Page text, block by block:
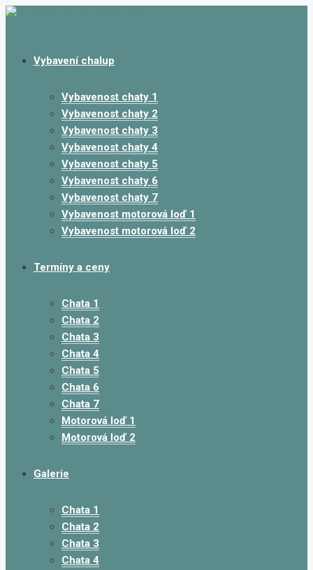
Vybavení chalup
Vybavenost chaty 1
Vybavenost chaty 2
Vybavenost chaty 3
Vybavenost chaty 4
Vybavenost chaty 5
Vybavenost chaty 6
Vybavenost chaty 7
Vybavenost motorová loď 1
Vybavenost motorová loď 2
Termíny a ceny
Chata 1
Chata 2
Chata 3
Chata 4
Chata 5
Chata 6
Chata 7
Motorová loď 1
Motorová loď 2
Galerie
Chata 1
Chata 2
Chata 3
Chata 4